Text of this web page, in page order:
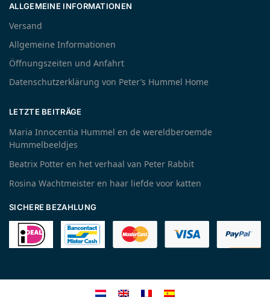
ALLGEMEINE INFORMATIONEN
Versand
Allgemeine Informationen
Öffnungszeiten und Anfahrt
Datenschutzerklärung von Peter’s Hummel Home
LETZTE BEITRÄGE
Maria Innocentia Hummel en de wereldberoemde
Hummelbeeldjes
Beatrix Potter en het verhaal van Peter Rabbit
Rosina Wachtmeister en haar liefde voor katten
SICHERE BEZAHLUNG